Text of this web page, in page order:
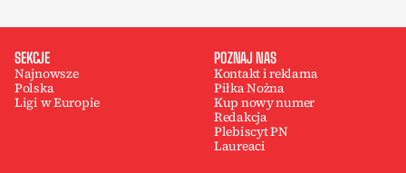
SEKCJE
Najnowsze
Polska
Ligi w Europie
POZNAJ NAS
Kontakt i reklama
Piłka Nożna
Kup nowy numer
Redakcja
Plebiscyt PN
Laureaci